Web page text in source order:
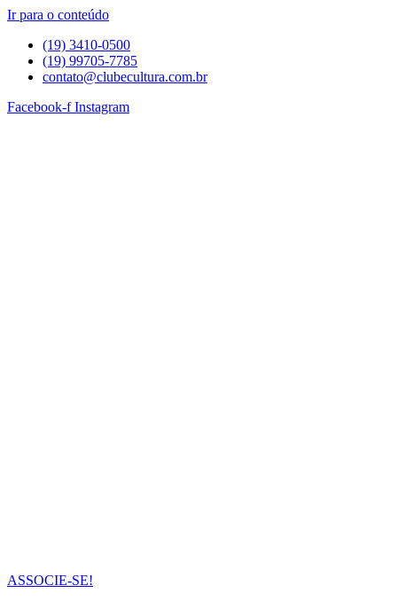
Ir para o conteúdo
(19) 3410-0500
(19) 99705-7785
contato@clubecultura.com.br
Facebook-f Instagram
ASSOCIE-SE!